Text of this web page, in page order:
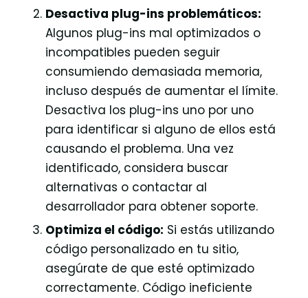
Desactiva plug-ins problemáticos:
Algunos plug-ins mal optimizados o
incompatibles pueden seguir
consumiendo demasiada memoria,
incluso después de aumentar el límite.
Desactiva los plug-ins uno por uno
para identificar si alguno de ellos está
causando el problema. Una vez
identificado, considera buscar
alternativas o contactar al
desarrollador para obtener soporte.
Optimiza el código: Si estás utilizando
código personalizado en tu sitio,
asegúrate de que esté optimizado
correctamente. Código ineficiente